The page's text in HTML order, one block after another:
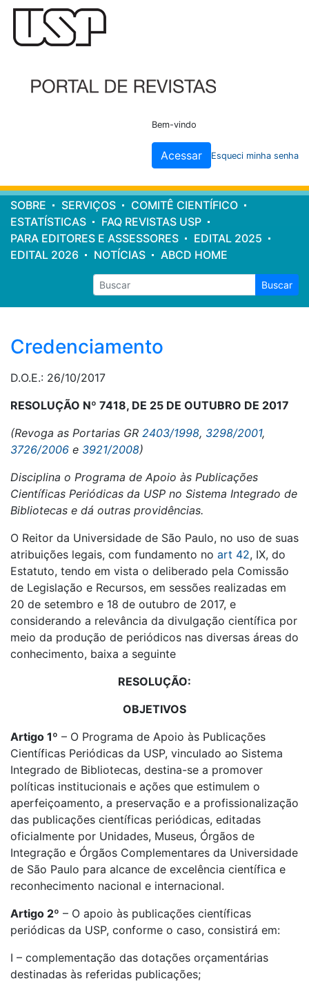
Cabeçalho
site
Bem-vindo
Acessar Esqueci minha senha
Menu
principal
SOBRE SERVIÇOS
COMITÊ CIENTÍFICO
ESTATÍSTICAS
FAQ REVISTAS USP
PARA EDITORES E ASSESSORES
EDITAL 2025
EDITAL 2026
NOTÍCIAS ABCD HOME
Buscar
Credenciamento
D.O.E.: 26/10/2017
RESOLUÇÃO Nº 7418, DE 25 DE OUTUBRO DE 2017
(Revoga as Portarias GR 2403/1998, 3298/2001,
3726/2006 e 3921/2008)
Disciplina o Programa de Apoio às Publicações
Científicas Periódicas da USP no Sistema Integrado de
Bibliotecas e dá outras providências.
O Reitor da Universidade de São Paulo, no uso de suas
atribuições legais, com fundamento no art 42, IX, do
Estatuto, tendo em vista o deliberado pela Comissão
de Legislação e Recursos, em sessões realizadas em
20 de setembro e 18 de outubro de 2017, e
considerando a relevância da divulgação científica por
meio da produção de periódicos nas diversas áreas do
conhecimento, baixa a seguinte
RESOLUÇÃO:
OBJETIVOS
Artigo 1º – O Programa de Apoio às Publicações
Científicas Periódicas da USP, vinculado ao Sistema
Integrado de Bibliotecas, destina-se a promover
políticas institucionais e ações que estimulem o
aperfeiçoamento, a preservação e a profissionalização
das publicações científicas periódicas, editadas
oficialmente por Unidades, Museus, Órgãos de
Integração e Órgãos Complementares da Universidade
de São Paulo para alcance de excelência científica e
reconhecimento nacional e internacional.
Artigo 2º – O apoio às publicações científicas
periódicas da USP, conforme o caso, consistirá em:
I – complementação das dotações orçamentárias
destinadas às referidas publicações;